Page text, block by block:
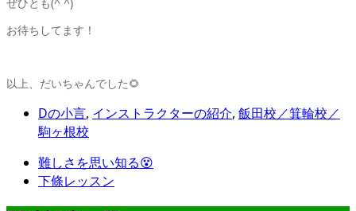
お待ちしてます！
以上、だいちゃんでした🌻
Dの小言, インストラクターの紹介, 飯田校／箕輪校／
駒ヶ根校
難しさを思い知る😵
下條レッスン